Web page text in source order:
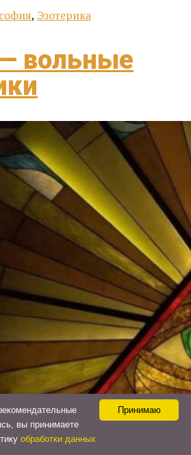
, Эзотерика
вольные
Принимаю
вы принимаете
обработки данных